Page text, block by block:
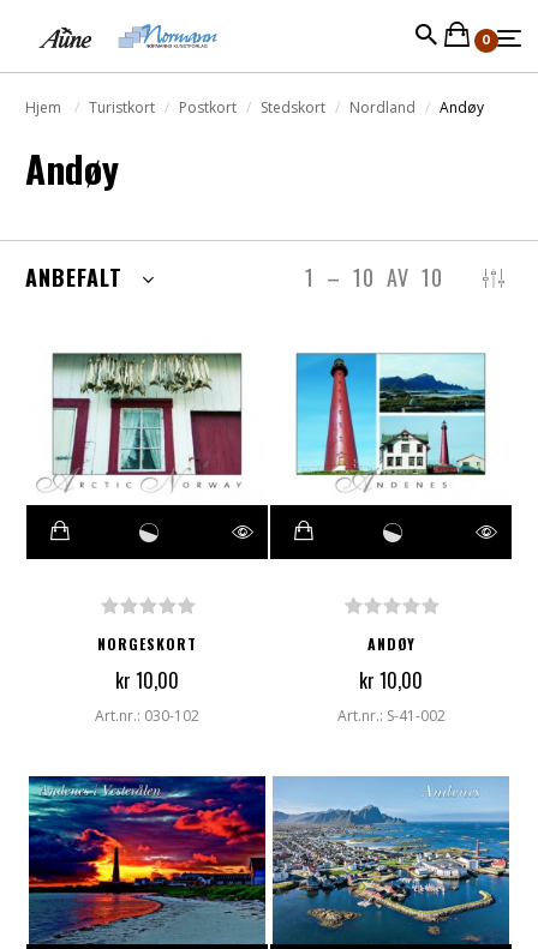
0
Hjem Turistkort Postkort Stedskort Nordland Andøy
Andøy
1 – 10 AV 10
ANBEFALT
NORGESKORT
kr 10,00
Art.nr.: 030-102
ANDØY
kr 10,00
Art.nr.: S-41-002